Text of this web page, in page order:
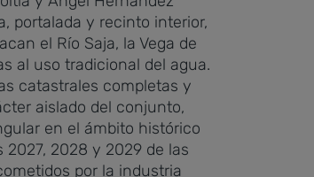
portalada y recinto interior,
el Río Saja, la Vega de
al uso tradicional del agua.
catastrales completas y
aislado del conjunto,
en el ámbito histórico
2028 y 2029 de las
por la industria